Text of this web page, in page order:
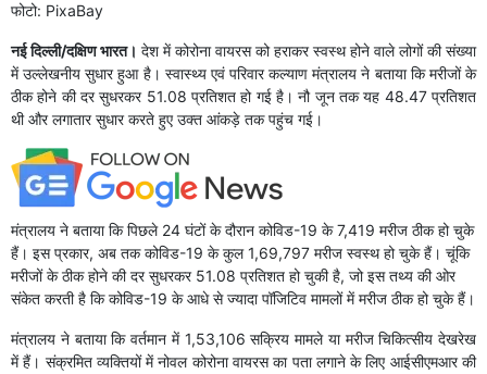
फोटो: PixaBay
नई दिल्ली/दक्षिण भारत। देश में कोरोना वायरस को हराकर स्वस्थ होने वाले लोगों की संख्या
में उल्लेखनीय सुधार हुआ है। स्‍वास्‍थ्‍य एवं परिवार कल्‍याण मंत्रालय ने बताया कि मरीजों के
ठीक होने की दर सुधरकर 51.08 प्रतिशत हो गई है। नौ जून तक यह 48.47 प्रतिशत
थी और लगातार सुधार करते हुए उक्त आंकड़े तक पहुंच गई।
मंत्रालय ने बताया कि पिछले 24 घंटों के दौरान कोविड-19 के 7,419 मरीज ठीक हो चुके
हैं। इस प्रकार, अब तक कोविड-19 के कुल 1,69,797 मरीज स्वस्थ हो चुके हैं। चूंकि
मरीजों के ठीक होने की दर सुधरकर 51.08 प्रतिशत हो चुकी है, जो इस तथ्‍य की ओर
संकेत करती है कि कोविड-19 के आधे से ज्‍यादा पॉजिटिव मामलों में मरीज ठीक हो चुके हैं।
मंत्रालय ने बताया कि वर्तमान में 1,53,106 सक्रिय मामले या मरीज चिकित्सीय देखरेख
में हैं। संक्रमित व्यक्तियों में नोवल कोरोना वायरस का पता लगाने के लिए आईसीएमआर की